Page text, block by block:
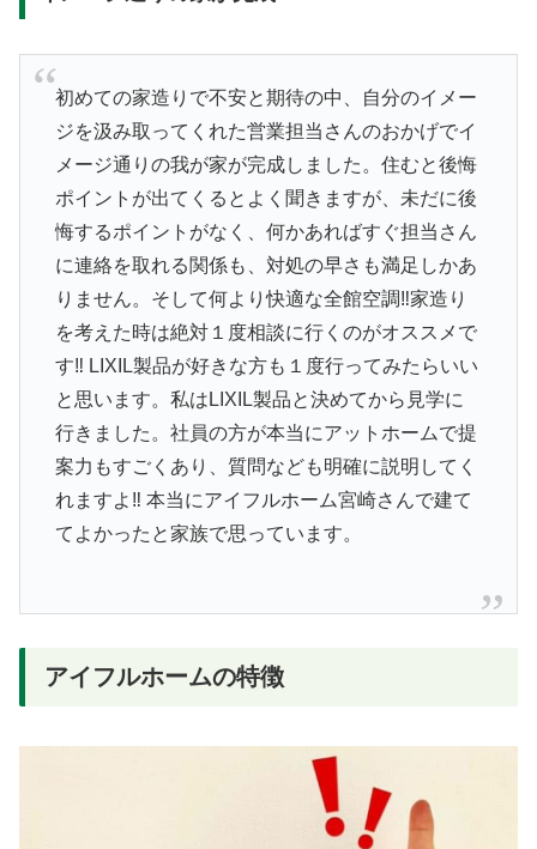
初めての家造りで不安と期待の中、自分のイメー
ジを汲み取ってくれた営業担当さんのおかげでイ
メージ通りの我が家が完成しました。住むと後悔
ポイントが出てくるとよく聞きますが、未だに後
悔するポイントがなく、何かあればすぐ担当さん
に連絡を取れる関係も、対処の早さも満足しかあ
りません。そして何より快適な全館空調‼︎家造り
を考えた時は絶対１度相談に行くのがオススメで
す‼︎ LIXIL製品が好きな方も１度行ってみたらいい
と思います。私はLIXIL製品と決めてから見学に
行きました。社員の方が本当にアットホームで提
案力もすごくあり、質問なども明確に説明してく
れますよ‼︎ 本当にアイフルホーム宮崎さんで建て
てよかったと家族で思っています。
アイフルホームの特徴